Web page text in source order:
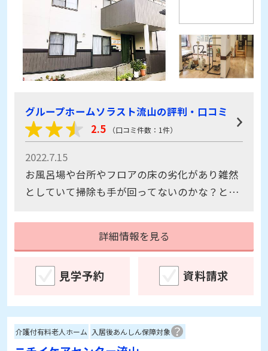
グループホームソラスト流山の評判・口コミ
2.5
（口コミ件数：1件）
2022.7.15
お風呂場や台所やフロアの床の劣化があり雑然
としていて掃除も手が回ってないのかな？とい
詳細情報を見る
見学予約 資料請求
介護付有料老人ホーム 入居後あんしん保障対象